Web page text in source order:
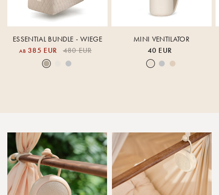
ESSENTIAL BUNDLE - WIEGE
AB385 EUR 480 EUR
Earth Nature
Lunar Rock
MINI VENTILATOR
40 EUR
Cream WhiteLunar RockRose Cloud